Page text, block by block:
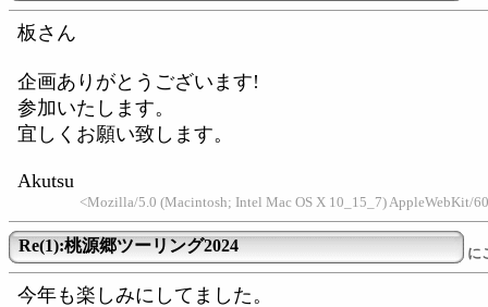
板さん
企画ありがとうございます!
参加いたします。
宜しくお願い致します。
Akutsu
<Mozilla/5.0 (Macintosh; Intel Mac OS X 10_15_7) AppleWebKit/
Re(1):桃源郷ツーリング2024 に
今年も楽しみにしてました。